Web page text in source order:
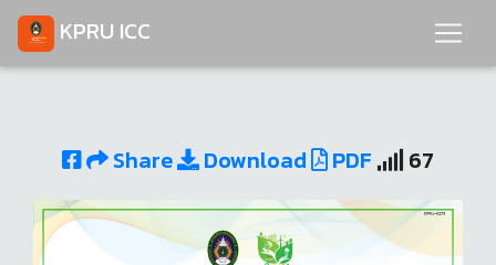
KPRU ICC
Share Download PDF 67